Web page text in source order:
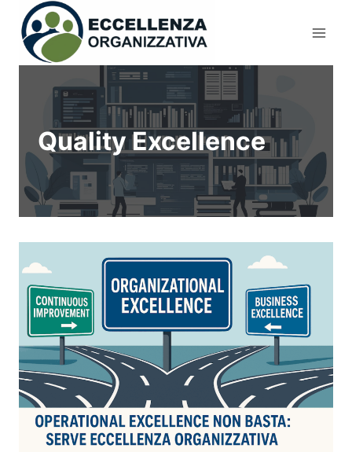
Salta
contenuto
Quality Excellence